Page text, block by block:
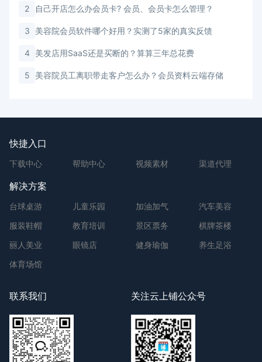
2 自己开店怎么办会员卡? 会员、会员卡怎么管理？
3 美容院会员软件哪个好用？实测了5家的真实反馈
4 美发店用SaaS还是买断的？算算三年总花费
5 美容院员工离职带走客户怎么办？会员资料云端存储
快捷入口
下载中心 帮助中心 视频素材 渠道代理
解决方案
台球桌游 儿童乐园 加油加气
汽车美容
服装鞋帽
教育培训 景区票务
棋牌茶楼
丽人美业
眼镜店 健身瑜伽
养生足浴
体育场馆
联系我们 关注云上铺公众号